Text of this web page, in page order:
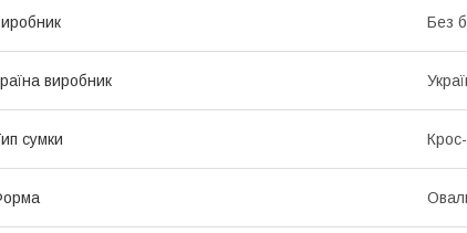
Без
виробник
сумки